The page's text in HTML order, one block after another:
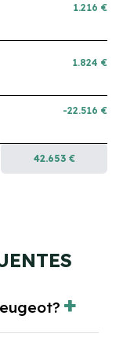
1.216 €
1.824 €
-22.516 €
42.653 €